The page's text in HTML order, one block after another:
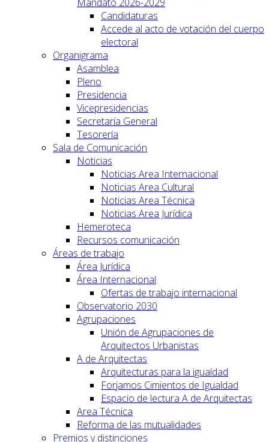
Candidaturas
Accede al acto de votación del cuerpo
electoral
Organigrama
Asamblea
Pleno
Presidencia
Vicepresidencias
Secretaría General
Tesorería
Sala de Comunicación
Noticias
Noticias Area Internacional
Noticias Area Cultural
Noticias Area Técnica
Noticias Area Jurídica
Hemeroteca
Recursos comunicación
Áreas de trabajo
Área Jurídica
Área Internacional
Ofertas de trabajo internacional
Observatorio 2030
Agrupaciones
Unión de Agrupaciones de
Arquitectos Urbanistas
A de Arquitectas
Arquitecturas para la igualdad
Forjamos Cimientos de Igualdad
Espacio de lectura A de Arquitectas
Area Técnica
Reforma de las mutualidades
Premios y distinciones